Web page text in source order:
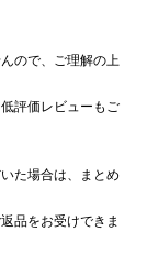
ので、ご理解の上
評価レビューもご
た場合は、まとめ
品をお受けできま